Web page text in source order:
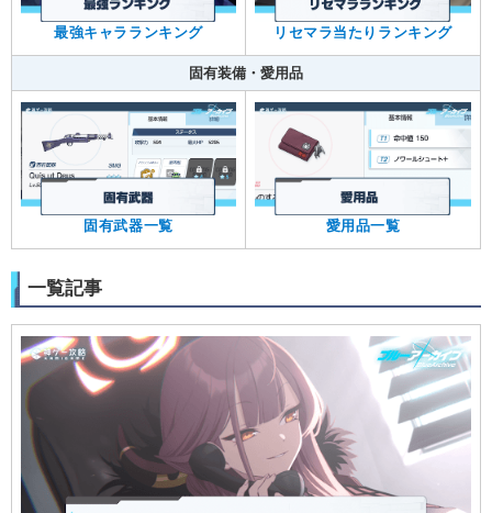
最強キャラランキング リセマラ当たりランキング
固有装備・愛用品
固有武器一覧 愛用品一覧
一覧記事